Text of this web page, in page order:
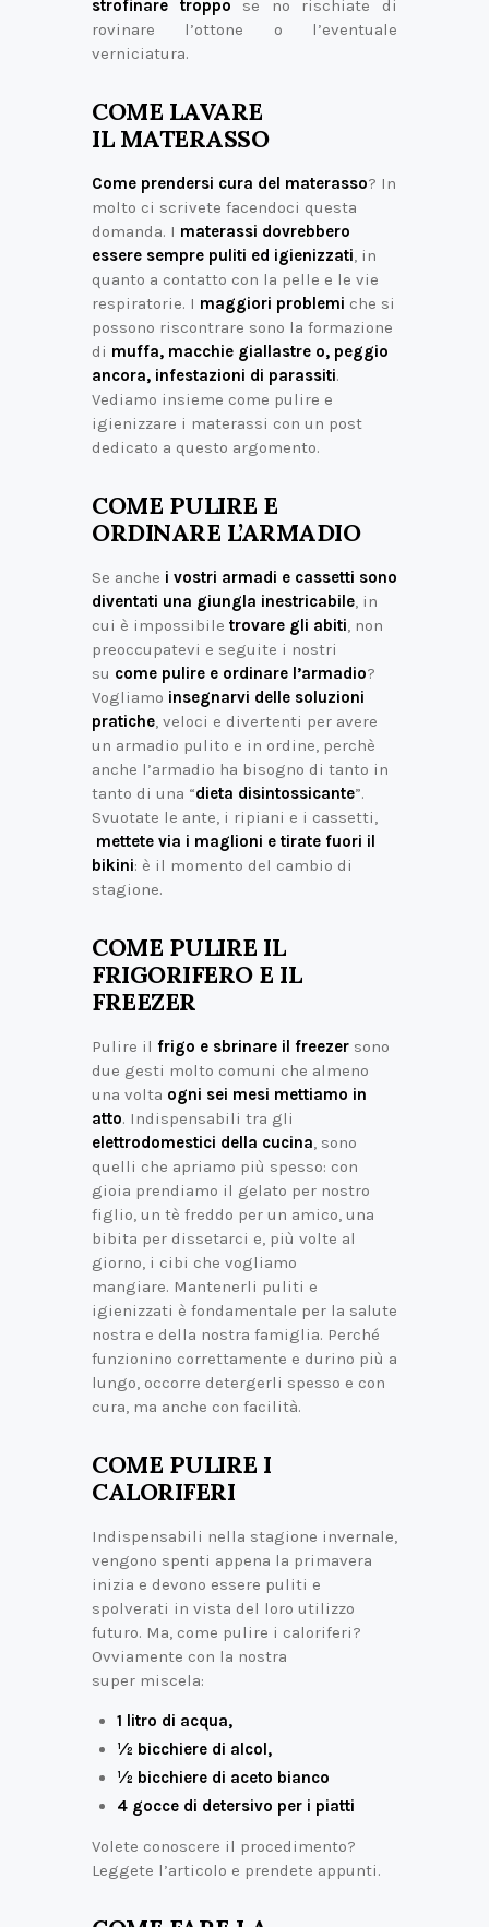
strofinare troppo se no rischiate di
rovinare l’ottone o l’eventuale
verniciatura.
COME LAVARE
IL MATERASSO
Come prendersi cura del materasso? In
molto ci scrivete facendoci questa
domanda. I materassi dovrebbero
essere sempre puliti ed igienizzati, in
quanto a contatto con la pelle e le vie
respiratorie. I maggiori problemi che si
possono riscontrare sono la formazione
di muffa, macchie giallastre o, peggio
ancora, infestazioni di parassiti.
Vediamo insieme come pulire e
igienizzare i materassi con un post
dedicato a questo argomento.
COME PULIRE E
ORDINARE L’ARMADIO
Se anche i vostri armadi e cassetti sono
diventati una giungla inestricabile, in
cui è impossibile trovare gli abiti, non
preoccupatevi e seguite i nostri
su come pulire e ordinare l’armadio?
Vogliamo insegnarvi delle soluzioni
pratiche, veloci e divertenti per avere
un armadio pulito e in ordine, perchè
anche l’armadio ha bisogno di tanto in
tanto di una “dieta disintossicante”.
Svuotate le ante, i ripiani e i cassetti,
mettete via i maglioni e tirate fuori il
bikini: è il momento del cambio di
stagione.
COME PULIRE IL
FRIGORIFERO E IL
FREEZER
Pulire il frigo e sbrinare il freezer sono
due gesti molto comuni che almeno
una volta ogni sei mesi mettiamo in
atto. Indispensabili tra gli
elettrodomestici della cucina, sono
quelli che apriamo più spesso: con
gioia prendiamo il gelato per nostro
figlio, un tè freddo per un amico, una
bibita per dissetarci e, più volte al
giorno, i cibi che vogliamo
mangiare. Mantenerli puliti e
igienizzati è fondamentale per la salute
nostra e della nostra famiglia. Perché
funzionino correttamente e durino più a
lungo, occorre detergerli spesso e con
cura, ma anche con facilità.
COME PULIRE I
CALORIFERI
Indispensabili nella stagione invernale,
vengono spenti appena la primavera
inizia e devono essere puliti e
spolverati in vista del loro utilizzo
futuro. Ma, come pulire i caloriferi?
Ovviamente con la nostra
super miscela:
1 litro di acqua,
½ bicchiere di alcol,
½ bicchiere di aceto bianco
4 gocce di detersivo per i piatti
Volete conoscere il procedimento?
Leggete l’articolo e prendete appunti.